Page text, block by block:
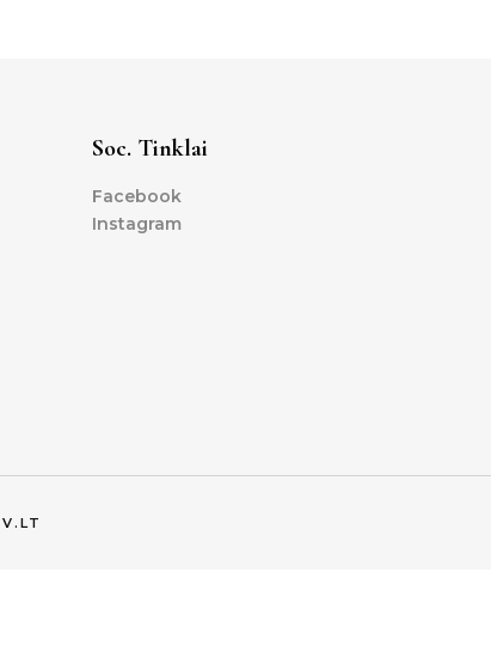
Soc. Tinklai
Facebook
Instagram